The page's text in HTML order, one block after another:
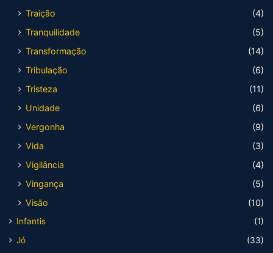
Traição
(4)
Tranquilidade
(5)
Transformação
(14)
Tribulação
(6)
Tristeza
(11)
Unidade
(6)
Vergonha
(9)
Vida
(3)
Vigilância
(4)
Vingança
(5)
Visão
(10)
Infantis
(1)
Jó
(33)